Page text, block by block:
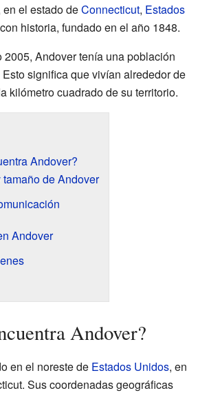
en el estado deConnecticut, Estados
historia, fundado en el año 1848.
Andover tenía una población
significa que vivían alrededor de
kilómetro cuadrado de su territorio.
Andover?
de Andover
Andover
Andover?
en el noreste de Estados Unidos, en
Sus coordenadas geográficas